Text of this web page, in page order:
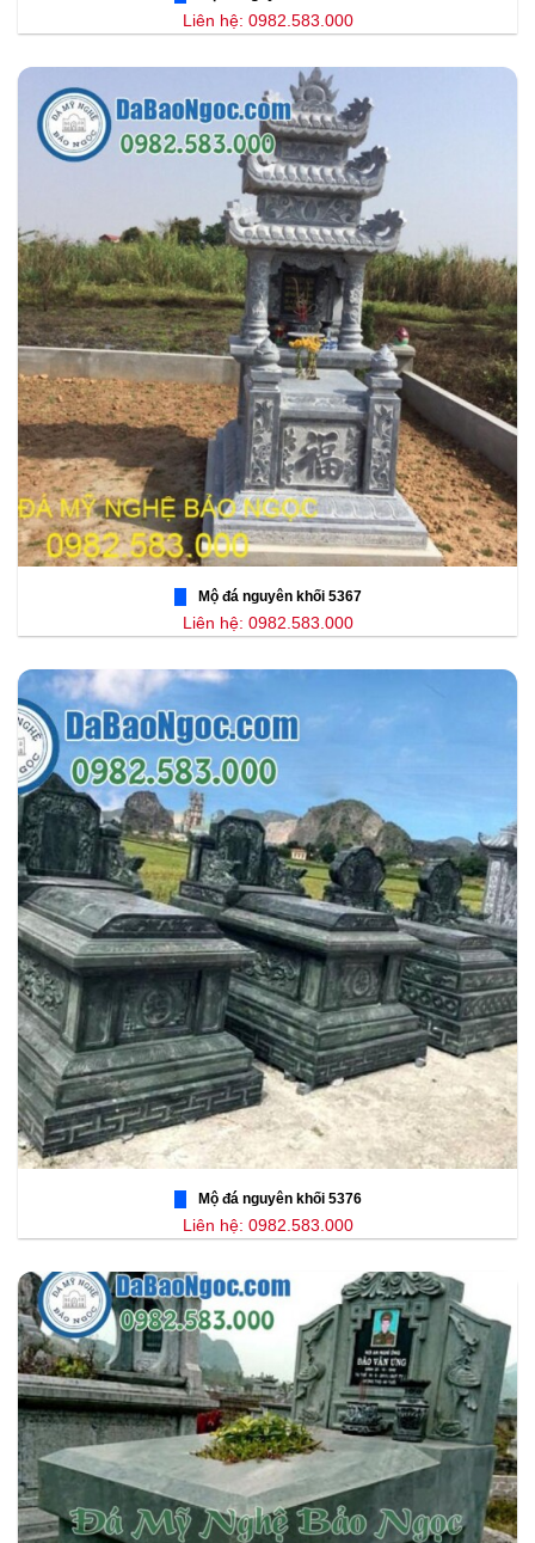
Liên hệ: 0982.583.000
Mộ đá nguyên khối 5367
Liên hệ: 0982.583.000
Mộ đá nguyên khối 5376
Liên hệ: 0982.583.000